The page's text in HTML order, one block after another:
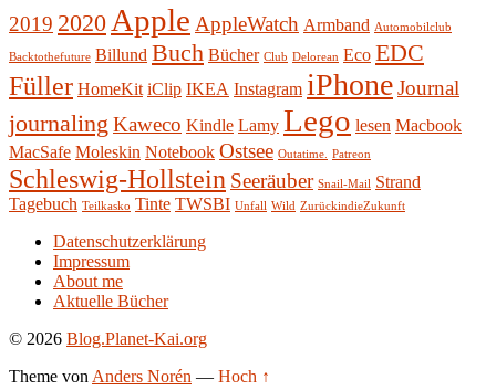
2019 2020 Apple AppleWatch Armband Automobilclub
Backtothefuture Billund Buch Bücher Club Delorean Eco EDC
Füller HomeKit iClip IKEA Instagram iPhoneJournal
journaling Kaweco Kindle Lamy Lego lesen Macbook
MacSafe Moleskin Notebook Ostsee Outatime. Patreon
Schleswig-Hollstein Seeräuber Snail-Mail
Strand
Tagebuch Teilkasko Tinte TWSBI Unfall Wild ZurückindieZukunft
Datenschutzerklärung
Impressum
About me
Aktuelle Bücher
© 2026 Blog.Planet-Kai.org
Theme von Anders Norén — Hoch ↑